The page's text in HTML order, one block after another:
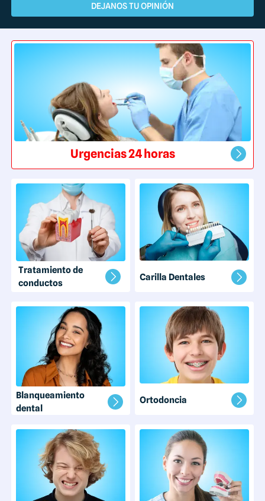
DEJANOS TU OPINIÓN
Urgencias 24 horas
Tratamiento de
conductos
Carilla Dentales
Blanqueamiento
dental
Ortodoncia